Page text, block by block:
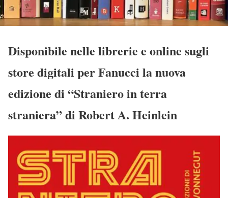
Disponibile nelle librerie e online sugli
store digitali per Fanucci la nuova
edizione di “Straniero in terra
straniera” di Robert A. Heinlein